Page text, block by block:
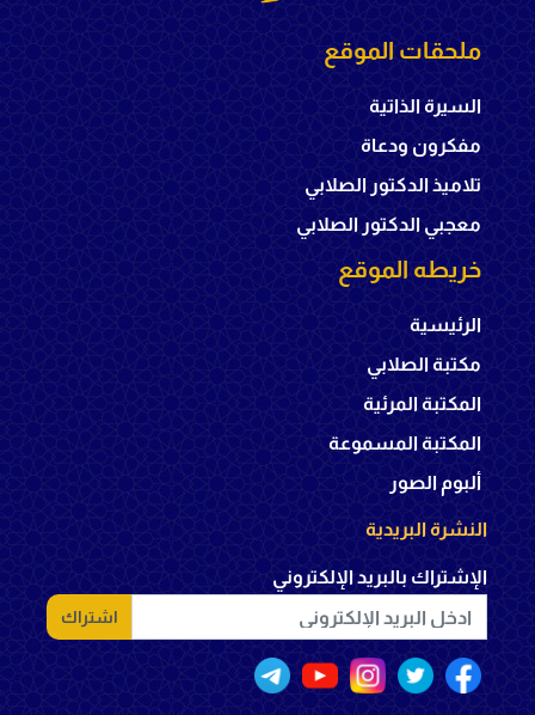
ملحقات الموقع
السيرة الذاتية
مفكرون ودعاة
تلاميذ الدكتور الصلابي
معجبي الدكتور الصلابي
خريطه الموقع
الرئيسية
مكتبة الصلابي
المكتبة المرئية
المكتبة المسموعة
ألبوم الصور
النشرة البريدية
الإشتراك بالبريد الإلكتروني
اشتراك